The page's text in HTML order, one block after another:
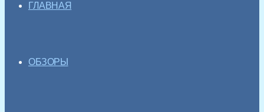
ГЛАВНАЯ
ОБЗОРЫ